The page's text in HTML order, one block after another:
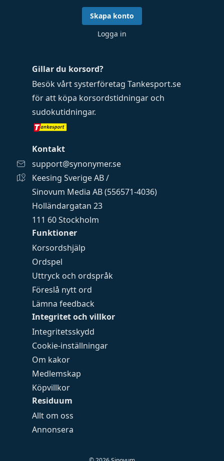
Funktioner
Korsordshjälp
Ordspel
Uttryck och ordspråk
Föreslå nytt ord
Lämna feedback
Integritet och villkor
Integritetsskydd
Cookie-inställningar
Om kakor
Medlemskap
Köpvillkor
Residuum
Allt om oss
Annonsera
Gillar du korsord?
Besök vårt systerföretag Tankesport.se
för att köpa korsordstidningar och
sudokutidningar.
Kontakt
support@synonymer.se
Keesing Sverige AB /
Sinovum Media AB (556571-4036)
Holländargatan 23
111 60 Stockholm
Skapa konto
Logga in